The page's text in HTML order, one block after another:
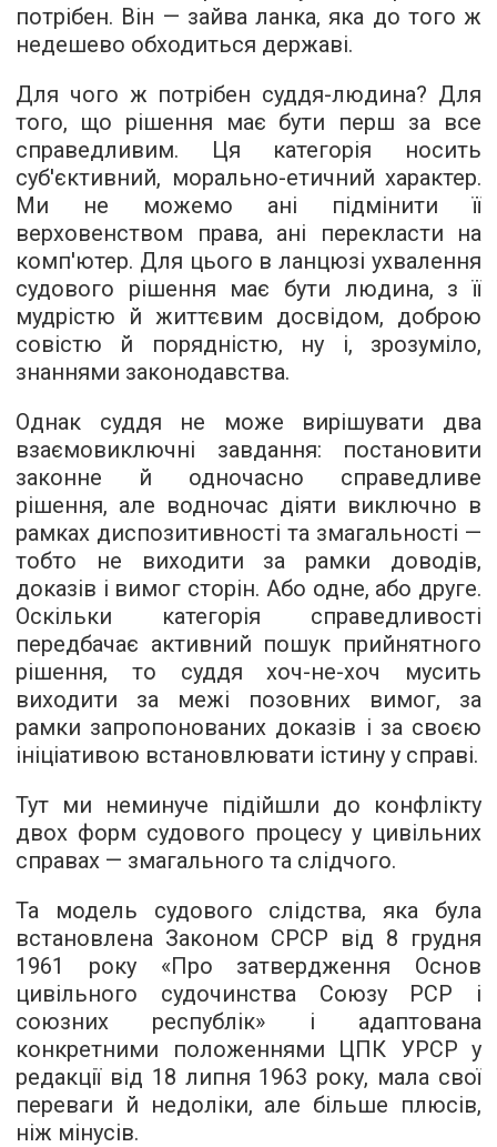
потрібен. Він — зайва ланка, яка до того ж
недешево обходиться державі.
Для чого ж потрібен суддя-людина? Для
того, що рішення має бути перш за все
справедливим. Ця категорія носить
суб'єктивний, морально-етичний характер.
Ми не можемо ані підмінити її
верховенством права, ані перекласти на
комп'ютер. Для цього в ланцюзі ухвалення
судового рішення має бути людина, з її
мудрістю й життєвим досвідом, доброю
совістю й порядністю, ну і, зрозуміло,
знаннями законодавства.
Однак суддя не може вирішувати два
взаємовиключні завдання: постановити
законне й одночасно справедливе
рішення, але водночас діяти виключно в
рамках диспозитивності та змагальності —
тобто не виходити за рамки доводів,
доказів і вимог сторін. Або одне, або друге.
Оскільки категорія справедливості
передбачає активний пошук прийнятного
рішення, то суддя хоч-не-хоч мусить
виходити за межі позовних вимог, за
рамки запропонованих доказів і за своєю
ініціативою встановлювати істину у справі.
Тут ми неминуче підійшли до конфлікту
двох форм судового процесу у цивільних
справах — змагального та слідчого.
Та модель судового слідства, яка була
встановлена Законом СРСР від 8 грудня
1961 року «Про затвердження Основ
цивільного судочинства Союзу РСР і
союзних республік» і адаптована
конкретними положеннями ЦПК УРСР у
редакції від 18 липня 1963 року, мала свої
переваги й недоліки, але більше плюсів,
ніж мінусів.